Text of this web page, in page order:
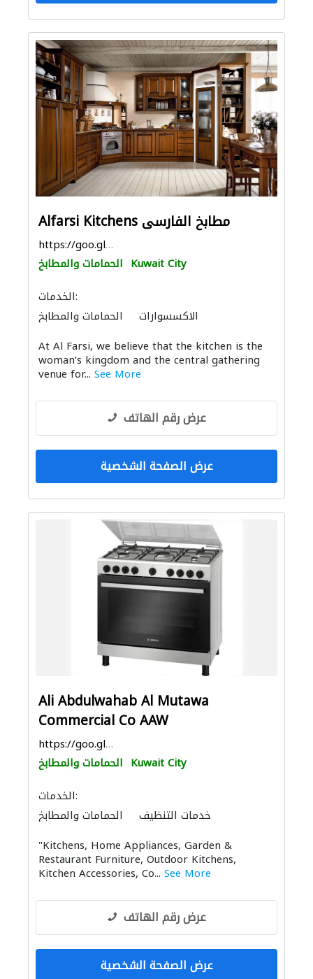
Alfarsi Kitchens مطابخ الفارسى
https://goo.gl/maps/J9Hcmk96UUtAxVgeA
الحمامات والمطابخ Kuwait City
الخدمات:
الحمامات والمطابخ
الاكسسوارات
موردو نوافذ موردو الأبواب المنيوم
At Al Farsi, we believe that the kitchen is the
woman’s kingdom and the central gathering
venue for... See More
عرض رقم الهاتف
عرض الصفحة الشخصية
Ali Abdulwahab Al Mutawa
Commercial Co AAW
https://goo.gl/maps/Zf1L1x4CzkoZUdnF6
الحمامات والمطابخ Kuwait City
الخدمات:
الحمامات والمطابخ
خدمات التنظيف
الاكسسوارات الأجهزة المنزلية
المواقد والمدافئ
"Kitchens, Home Appliances, Garden &
Restaurant Furniture, Outdoor Kitchens,
Kitchen Accessories, Co... See More
عرض رقم الهاتف
عرض الصفحة الشخصية